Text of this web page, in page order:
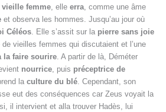
vieille femme, elle erra, comme une âme
et observa les hommes. Jusqu’au jour où
Céléos. Elle s’assit sur la pierre sans joie
de vieilles femmes qui discutaient et l’une
la faire sourire. A partir de là, Déméter
nourrice, puis préceptrice de
la culture du blé. Cependant, son
eut des conséquences car Zeus voyait la
il intervient et alla trouver Hadès, lui